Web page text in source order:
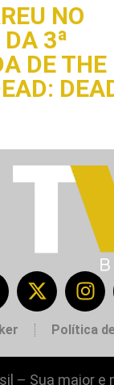
NO
DA 3ª
DE THE
Política
– Sua maior